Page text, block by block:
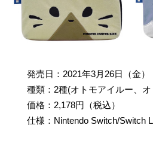
発売日：2021年3月26日（金）
種類：2種(オトモアイルー、オ
価格：2,178円（税込）
仕様：Nintendo Switch/Switch